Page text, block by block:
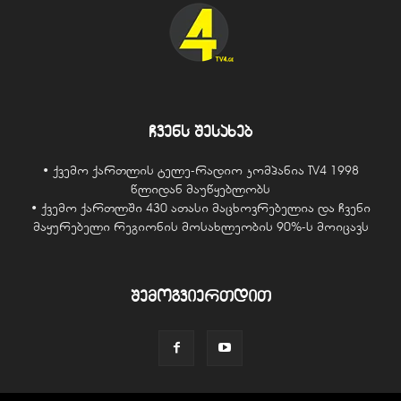
ჩვენს შესახებ
• ქვემო ქართლის ტელე-რადიო კომპანია TV4 1998
წლიდან მაუწყებლობს
• ქვემო ქართლში 430 ათასი მაცხოვრებელია და ჩვენი
მაყურებელი რეგიონის მოსახლეობის 90%-ს მოიცავს
შემოგვიერთდით